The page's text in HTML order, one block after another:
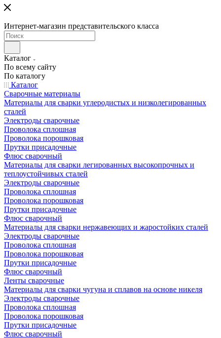
Интернет-магазин представительского класса
Каталог
По всему сайту
По каталогу
Каталог
Сварочные материалы
Материалы для сварки углеродистых и низколегированных
сталей
Электроды сварочные
Проволока сплошная
Проволока порошковая
Прутки присадочные
Флюс сварочный
Материалы для сварки легированных высокопрочных и
теплоустойчивых сталей
Электроды сварочные
Проволока сплошная
Проволока порошковая
Прутки присадочные
Флюс сварочный
Материалы для сварки нержавеющих и жаростойких сталей
Электроды сварочные
Проволока сплошная
Проволока порошковая
Прутки присадочные
Флюс сварочный
Ленты сварочные
Материалы для сварки чугуна и сплавов на основе никеля
Электроды сварочные
Проволока сплошная
Проволока порошковая
Прутки присадочные
Флюс сварочный